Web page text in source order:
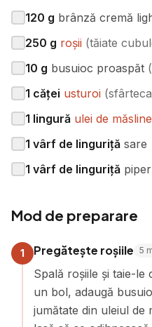
120 g brânză cremă
250 g roșii (tăiate
10 g busuioc proaspăt (
1 căței usturoi (
1 lingură ulei de măsline
1 vârf de linguriță sare
1 vârf de linguriță
Mod de preparare
1 Pregătește roșiile 5
Spală roșiile și taie-
un bol, adaugă
jumătate din uleiul de